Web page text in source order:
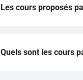
Les cours proposés
Quels sont les cours